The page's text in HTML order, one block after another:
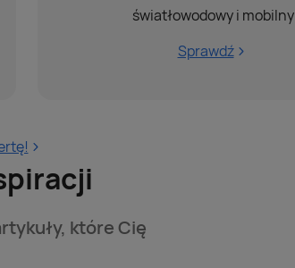
światłowodowy i mobilny
Sprawdź
które Cię